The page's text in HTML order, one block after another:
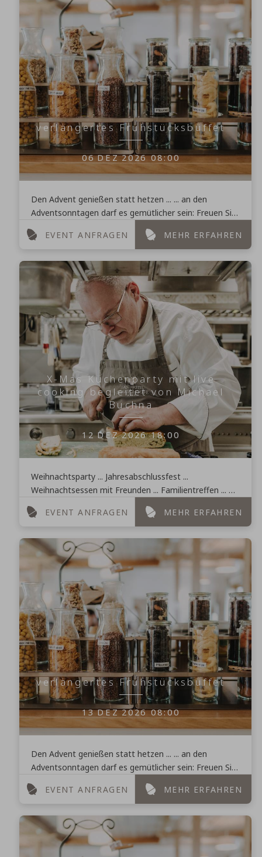
verlängertes Frühstücksbüffet
06 DEZ 202608:00
Den Advent genießen statt hetzen ... ... an den
Adventsonntagen darf es gemütlicher sein: Freuen Sie
sich auf ein verlängertes Frühstück bis 13:00 Uhr. ...
EVENT ANFRAGEN MEHR ERFAHREN
X-Mas Küchenparty mit live
cooking begleitet von Michael
Buchna
12 DEZ 202618:00
Weihnachtsparty ... Jahresabschlussfest ...
Weihnachtsessen mit Freunden ... Familientreffen ...
...noch schnell vor Weihnachten Treffen oder einfach ...
EVENT ANFRAGEN MEHR ERFAHREN
verlängertes Frühstücksbüffet
13 DEZ 202608:00
Den Advent genießen statt hetzen ... ... an den
Adventsonntagen darf es gemütlicher sein: Freuen Sie
sich auf ein verlängertes Frühstück bis 13:00 Uhr. ...
EVENT ANFRAGEN MEHR ERFAHREN